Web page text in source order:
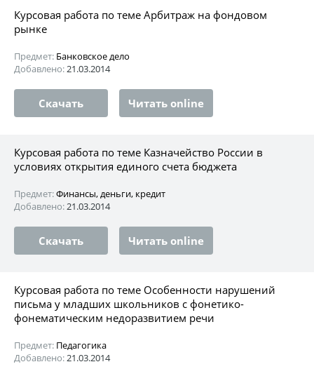
Курсовая работа по теме Арбитраж на фондовом
рынке
Предмет: Банковское дело
Добавлено:21.03.2014
Скачать Читать online
Курсовая работа по теме Казначейство России в
условиях открытия единого счета бюджета
Предмет:Финансы, деньги, кредит
Добавлено:21.03.2014
Скачать Читать online
Курсовая работа по теме Особенности нарушений
письма у младших школьников с фонетико-
фонематическим недоразвитием речи
Предмет: Педагогика
Добавлено:21.03.2014